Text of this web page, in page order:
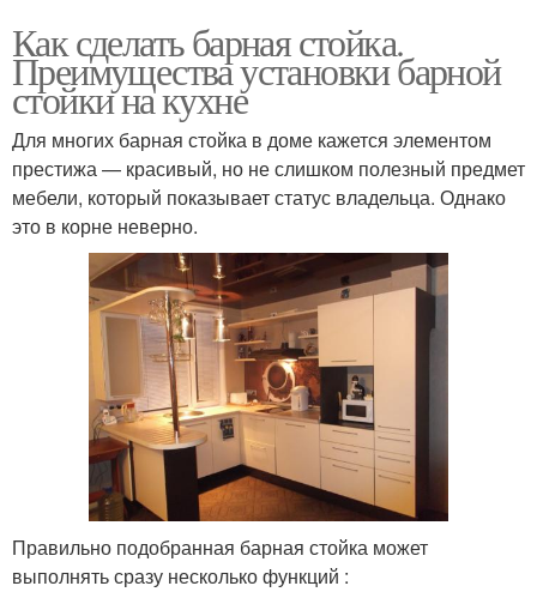
Как сделать барная стойка.
Преимущества установки барной
стойки на кухне
Для многих барная стойка в доме кажется элементом
престижа — красивый, но не слишком полезный предмет
мебели, который показывает статус владельца. Однако
это в корне неверно.
Правильно подобранная барная стойка может
выполнять сразу несколько функций :